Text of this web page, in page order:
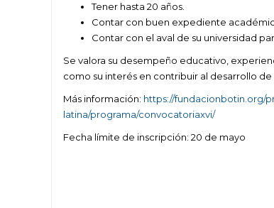
Tener hasta 20 años.
Contar con buen expediente
Contar con el aval de su universidad
Se valora su desempeño educativo,
como su interés en contribuir al desarrollo de
Más información: https://fundacionbotin.org/
latina/programa/convocatoriaxvi/
Fecha límite de inscripción: 20 de mayo